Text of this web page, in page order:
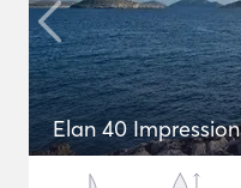
Elan 40 Impression